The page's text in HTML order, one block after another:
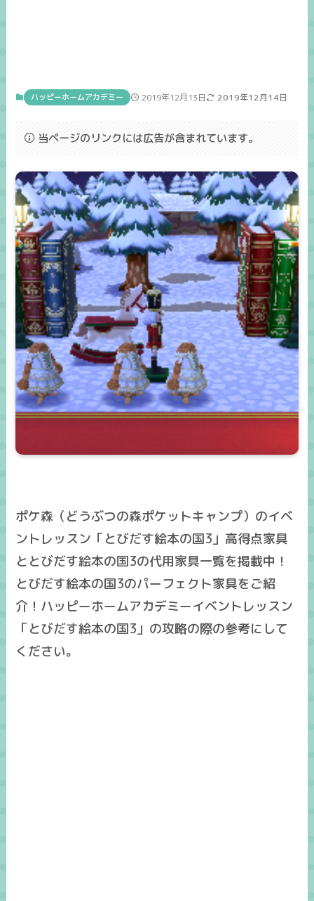
ハッピーホームアカデミー 2019年12月13日 2019年12月14日
当ページのリンクには広告が含まれています。
ポケ森（どうぶつの森ポケットキャンプ）のイベ
ントレッスン「とびだす絵本の国3」高得点家具
ととびだす絵本の国3の代用家具一覧を掲載中！
とびだす絵本の国3のパーフェクト家具をご紹
介！ハッピーホームアカデミーイベントレッスン
「とびだす絵本の国3」の攻略の際の参考にして
ください。